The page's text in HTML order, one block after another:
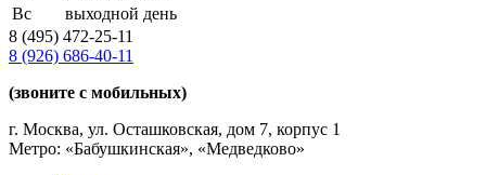
Вс
выходной день
8 (495) 472-25-11
8 (926) 686-40-11
(звоните с мобильных)
г. Москва, ул. Осташковская, дом 7, корпус 1
Метро: «Бабушкинская», «Медведково»